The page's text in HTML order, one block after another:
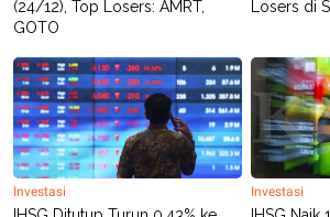
(24/12), Top Losers: AMRT,
GOTO
Losers di
Investasi Investasi